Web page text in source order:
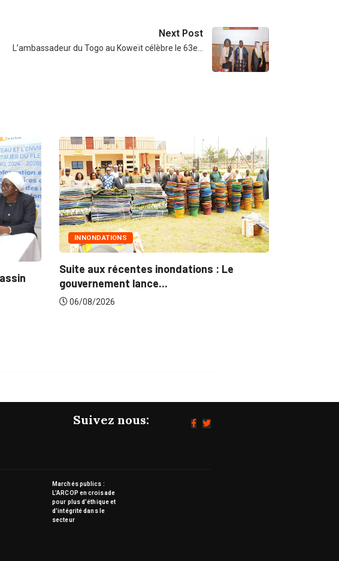
Next Post
L’ambassadeur du Togo au Koweït célèbre le 63e…
INNONDATIONS
Suite aux récentes inondations : Le
gouvernement lance...
06/08/2026
Suivez nous:
Marchés publics :
L’ARCOP en croisade
pour plus d’éthique et
d’intégrité dans le
secteur